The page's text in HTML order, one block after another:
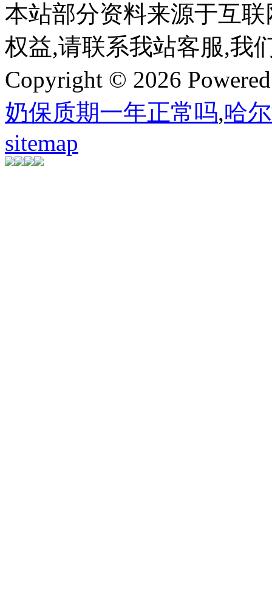
本站部分资料来源于互
权益,请联系我站客服,我
Copyright © 2026
奶保质期一年正常吗,哈
sitemap